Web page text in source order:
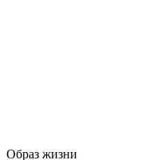
Образ жизни